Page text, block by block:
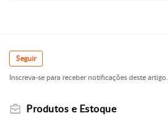
Seguir
Inscreva-se para receber notificações deste artigo.
Produtos e Estoque